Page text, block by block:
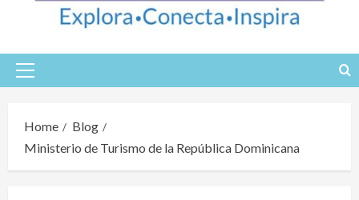
Primary
Home
Blog
Ministerio de Turismo de la República Dominicana